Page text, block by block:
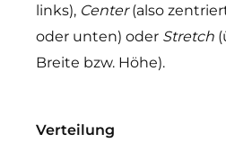
links), Center(also
oder unten) oder Stretch
Breite bzw. Höhe).
Verteilung